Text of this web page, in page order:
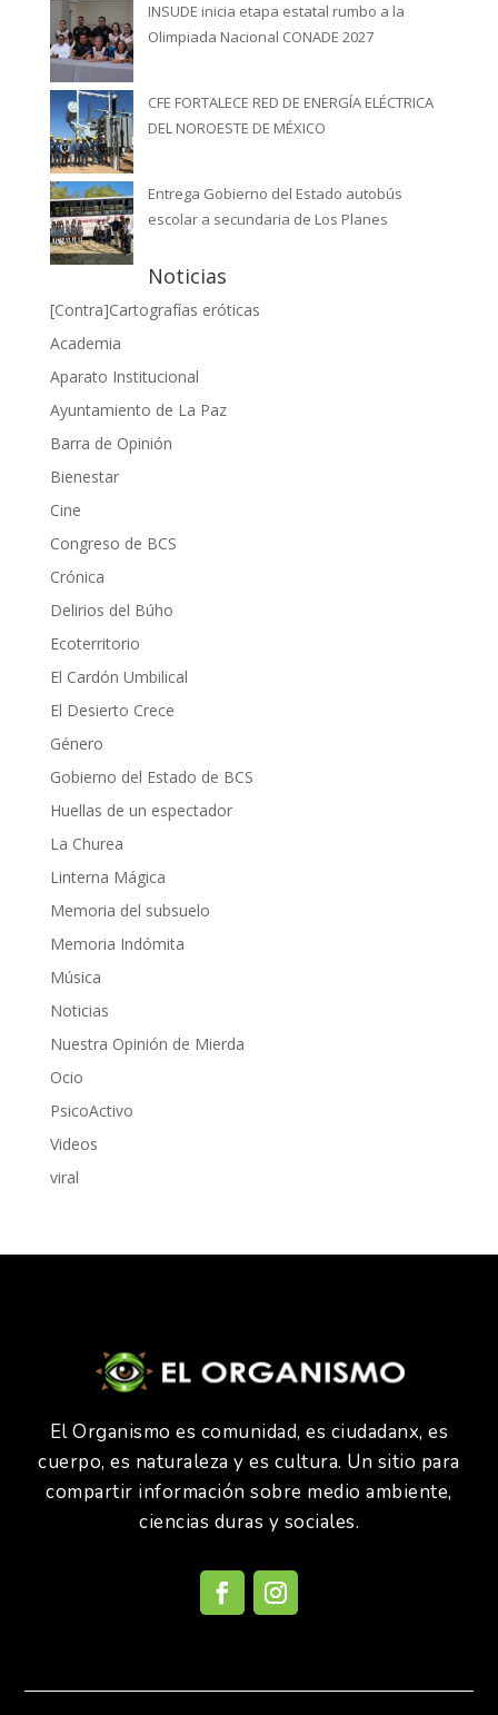
INSUDE inicia etapa estatal rumbo a la
Olimpiada Nacional CONADE 2027
CFE FORTALECE RED DE ENERGÍA ELÉCTRICA
DEL NOROESTE DE MÉXICO
Entrega Gobierno del Estado autobús
escolar a secundaria de Los Planes
Noticias
[Contra]Cartografías eróticas
Academia
Aparato Institucional
Ayuntamiento de La Paz
Barra de Opinión
Bienestar
Cine
Congreso de BCS
Crónica
Delirios del Búho
Ecoterritorio
El Cardón Umbilical
El Desierto Crece
Género
Gobierno del Estado de BCS
Huellas de un espectador
La Churea
Linterna Mágica
Memoria del subsuelo
Memoria Indómita
Música
Noticias
Nuestra Opinión de Mierda
Ocio
PsicoActivo
Videos
viral
El Organismo es comunidad, es ciudadanx, es
cuerpo, es naturaleza y es cultura. Un sitio para
compartir información sobre medio ambiente,
ciencias duras y sociales.